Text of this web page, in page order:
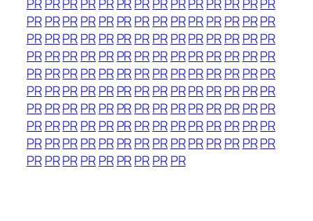
PRPRPRPRPR PRPRPRPRPRPRPR PRPR
PRPRPRPRPR PRPRPRPRPRPRPR PRPR
PRPRPRPRPR PRPRPRPRPRPRPR PRPR
PRPRPRPRPR PRPRPRPRPRPRPR PRPR
PRPRPRPRPR PRPRPRPRPRPRPR PRPR
PRPRPRPRPR PRPRPRPRPRPRPR PRPR
PRPRPRPRPR PRPRPRPRPRPRPR PRPR
PRPRPRPRPR PRPRPRPRPRPRPR PRPR
PRPRPRPRPR PRPRPRPR